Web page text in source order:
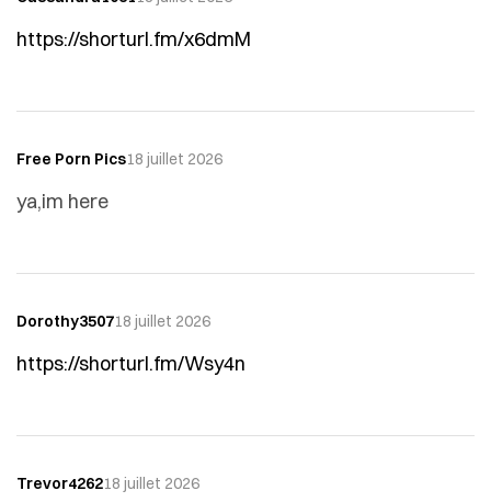
https://shorturl.fm/x6dmM
Free Porn Pics18 juillet 2026
ya,im here
Dorothy350718 juillet 2026
https://shorturl.fm/Wsy4n
Trevor426218 juillet 2026